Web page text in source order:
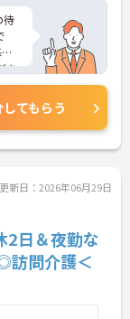
ー
待
を
、
用
た
作
福
てもらう
更新日：2026年06月29日
2日＆夜勤な
訪問介護＜